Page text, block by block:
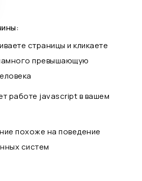
страницы и кликаете
превышающую
работе javascript в вашем
похоже на поведение
систем